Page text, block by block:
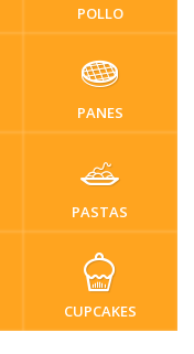
POLLO
PANES
PASTAS
CUPCAKES